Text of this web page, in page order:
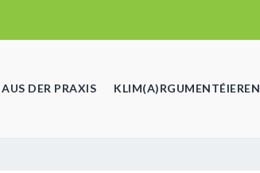
AUS DER PRAXIS KLIM(A)RGUMENTÉIEREN